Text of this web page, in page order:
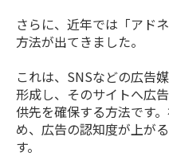
さらに、近年では「アド
方法が出てきました。
これは、SNSなどの広告
形成し、そのサイトへ広
供先を確保する方法です
め、広告の認知度が上が
す。